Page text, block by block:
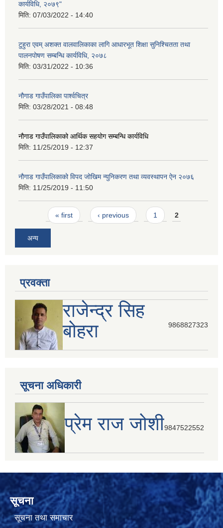
कार्यविधि, २०७९"
मिति: 07/03/2022 - 14:40
टुहुरा एवम् अशक्त वालवालिकाका लागि आधारभूत शिक्षा सुनिश्चितता तथा
पालनपोषण सम्बन्धि कार्यविधि, २०७८
मिति: 03/31/2022 - 10:36
नौगाड गाउँपालिका पार्श्वचित्र
मिति: 03/28/2021 - 08:48
नौगाड गाउँपालिकाको आर्थिक सहयोग सम्बन्धि कार्यविधि
मिति: 11/25/2019 - 12:37
नौगाड गाउँपालिकाको विपद जोखिम न्युनिकरण तथा व्यवस्थापन ऐन २०७६
मिति: 11/25/2019 - 11:50
Pages« first ‹ previous 1 2
अन्य
प्रवक्ता
राजेन्द्र सिह
बोहरा
9868827323
सूचना अधिकारी
प्रेम राज जोशी9847522552
सूचना
सूचना तथा समाचार